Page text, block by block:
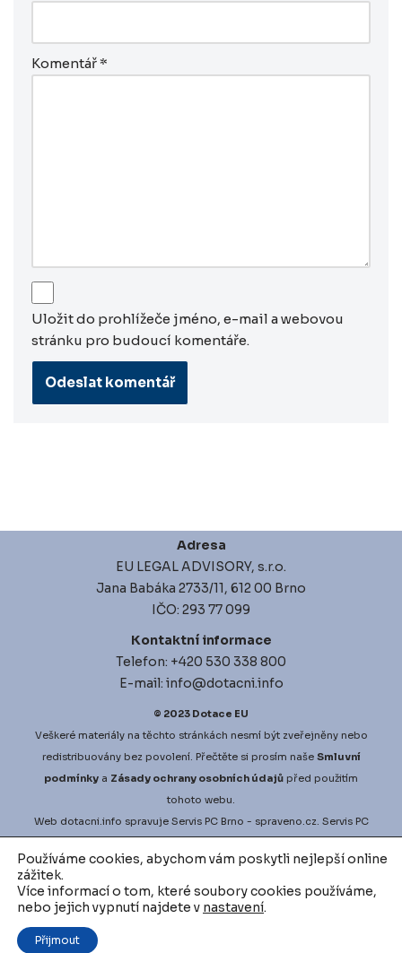
Komentář *
Uložit do prohlížeče jméno, e-mail a webovou
stránku pro budoucí komentáře.
Adresa
EU LEGAL ADVISORY, s.r.o.
Jana Babáka 2733/11, 612 00 Brno
IČO: 293 77 099
Kontaktní informace
Telefon: +420 530 338 800
E-mail: info@dotacni.info
© 2023 Dotace EU
Veškeré materiály na těchto stránkách nesmí být zveřejněny nebo
redistribuovány bez povolení. Přečtěte si prosím naše Smluvní
podmínky a Zásady ochrany osobních údajů před použitím
tohoto webu.
Web dotacni.info spravuje Servis PC Brno - spraveno.cz. Servis PC
nejlepší možné podmínky pro vaši zakázku.vodni-audit.cza
d igitalni-audit.cz zefektivní činnosti přesně dle vašich potřeb.
Podívejte se na další inovativní řešení v oblasti využívání datové
analytiky a AI ve financích, například
Používáme cookies, abychom vám poskytli nejlepší online
zážitek.
Více informací o tom, které soubory cookies používáme,
nebo jejich vypnutí najdete v nastavení.
Přijmout